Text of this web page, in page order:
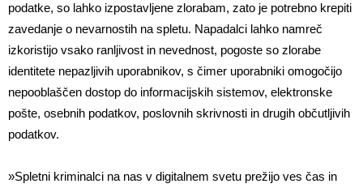
podatke, so lahko izpostavljene zlorabam, zato je potrebno krepiti
zavedanje o nevarnostih na spletu. Napadalci lahko namreč
izkoristijo vsako ranljivost in nevednost, pogoste so zlorabe
identitete nepazljivih uporabnikov, s čimer uporabniki omogočijo
nepooblaščen dostop do informacijskih sistemov, elektronske
pošte, osebnih podatkov, poslovnih skrivnosti in drugih občutljivih
podatkov.
»Spletni kriminalci na nas v digitalnem svetu prežijo ves čas in